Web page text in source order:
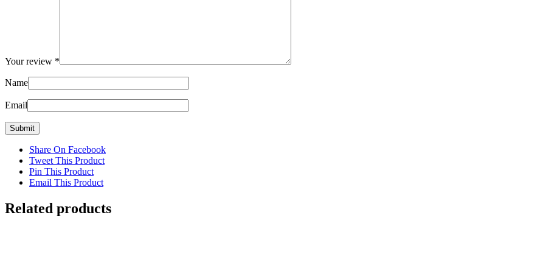
Your review *
Name
Email
Share On Facebook
Tweet This Product
Pin This Product
Email This Product
Related products